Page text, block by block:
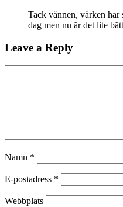
Tack vännen, värken har
dag men nu är det lite
Leave a Reply
Namn *
E-postadress *
Webbplats